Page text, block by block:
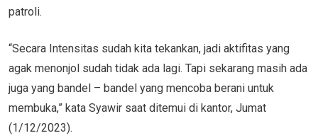
patroli.
“Secara Intensitas sudah kita tekankan, jadi aktifitas yang
agak menonjol sudah tidak ada lagi. Tapi sekarang masih ada
juga yang bandel – bandel yang mencoba berani untuk
membuka,” kata Syawir saat ditemui di kantor, Jumat
(1/12/2023).